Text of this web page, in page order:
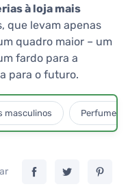
à loja mais
que levam apenas
quadro maior – um
fardo para a
para o futuro.
masculinos Perfumes